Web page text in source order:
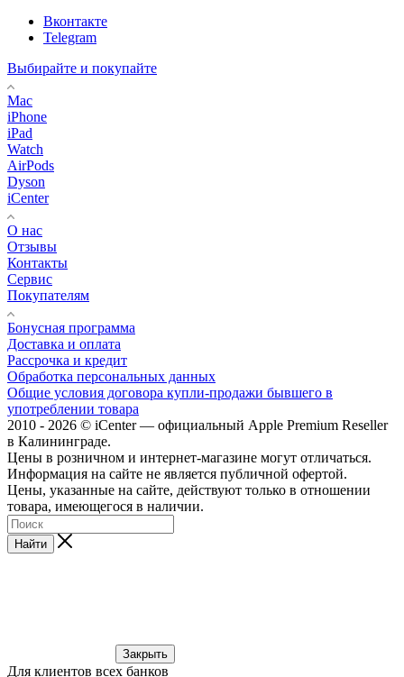
Вконтакте
Telegram
Выбирайте и покупайте
Mac
iPhone
iPad
Watch
AirPods
Dyson
iCenter
О нас
Отзывы
Контакты
Сервис
Покупателям
Бонусная программа
Доставка и оплата
Рассрочка и кредит
Обработка персональных данных
Общие условия договора купли-продажи бывшего в
употреблении товара
2010 - 2026 © iCenter — официальный Apple Premium Reseller
в Калининграде.
Цены в розничном и интернет-магазине могут отличаться.
Информация на сайте не является публичной офертой.
Цены, указанные на сайте, действуют только в отношении
товара, имеющегося в наличии.
Найти
Закрыть
Для клиентов всех банков